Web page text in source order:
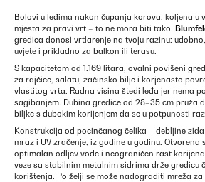
Bolovi u leđima nakon čupanja korova, koljena u
mjesta za pravi vrt – to ne mora biti tako.
gredica donosi vrtlarenje na tvoju razinu:
uvjete i prikladno za balkon ili terasu.
S kapacitetom od 1.169 litara, ovalni povišeni
za rajčice, salatu, začinsko bilje i korjenasto
vlastitog vrta. Radna visina štedi leđa jer nema
sagibanjem. Dubina gredice od 28–35 cm pruža
biljke s dubokim korijenjem da se u potpunosti
Konstrukcija od pocinčanog čelika – debljine
mraz i UV zračenje, iz godine u godinu.
optimalan odljev vode i neograničen rast
veze sa stabilnim metalnim sidrima drže gredicu
korištenja. Po želji se može nadograditi mreža